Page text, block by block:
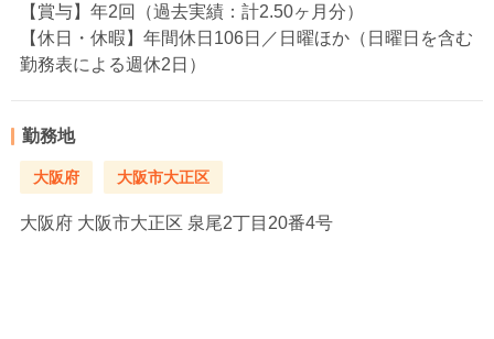
【賞与】年2回（過去実績：計2.50ヶ月分）
【休日・休暇】年間休日106日／日曜ほか（日曜日を含む
勤務表による週休2日）
勤務地
大阪府 大阪市大正区
大阪府 大阪市大正区 泉尾2丁目20番4号